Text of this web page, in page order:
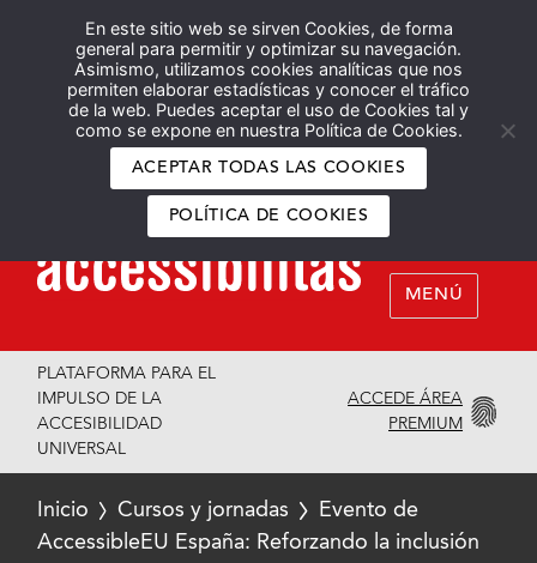
En este sitio web se sirven Cookies, de forma
general para permitir y optimizar su navegación.
Asimismo, utilizamos cookies analíticas que nos
permiten elaborar estadísticas y conocer el tráfico
de la web. Puedes aceptar el uso de Cookies tal y
como se expone en nuestra Política de Cookies.
ACEPTAR TODAS LAS COOKIES
POLÍTICA DE COOKIES
Español English
MENÚ
PLATAFORMA PARA EL
IMPULSO DE LA
ACCESIBILIDAD
UNIVERSAL
ACCEDE ÁREA
PREMIUM
Inicio Cursos y jornadas
Evento de
AccessibleEU España: Reforzando la inclusión